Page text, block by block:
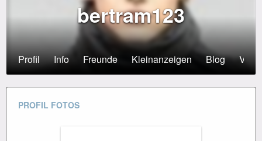
bertram123
Profil Info Freunde Kleinanzeigen Blog
PROFIL FOTOS